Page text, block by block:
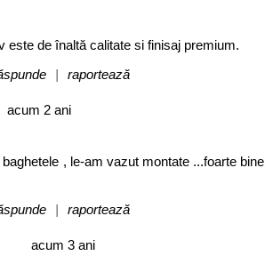
este de înaltă calitate si finisaj premium.
| raportează
acum 2 ani
, le-am vazut montate ...foarte bine
| raportează
acum 3 ani